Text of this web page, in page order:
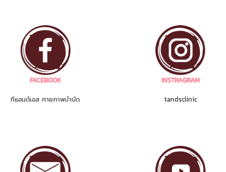
FACEBOOK
ทีแอนด์เอส กายภาพบำบัด
INSTRAGRAM
tandsclinic